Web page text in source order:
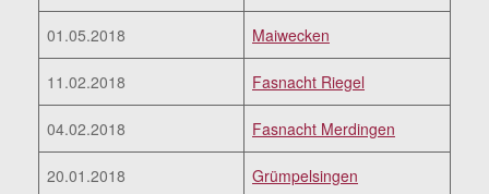
01.05.2018 Maiwecken
11.02.2018 Fasnacht Riegel
04.02.2018 Fasnacht Merdingen
20.01.2018 Grümpelsingen